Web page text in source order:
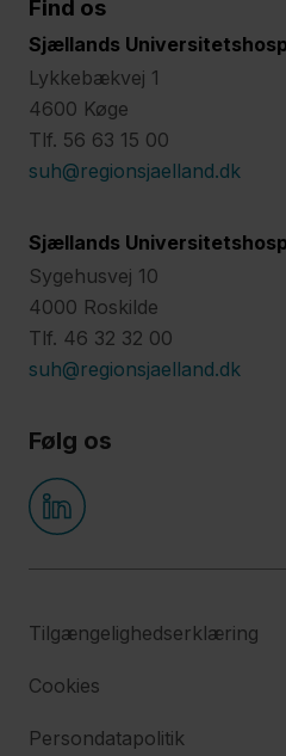
Find os
Sjællands
Lykkebækvej 1
4600 Køge
Tlf. 56 63 15 00
suh@regionsjaelland.dk
Sjællands
Sygehusvej 10
4000 Roskilde
Tlf. 46 32 32 00
suh@regionsjaelland.dk
Følg os
Tilgængelighedserklæring
Cookies
Persondatapolitik